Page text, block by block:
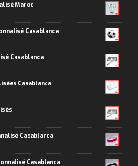
Maroc
Casablanca
Casablanca
Casablanca
Casablanca
Casablanca